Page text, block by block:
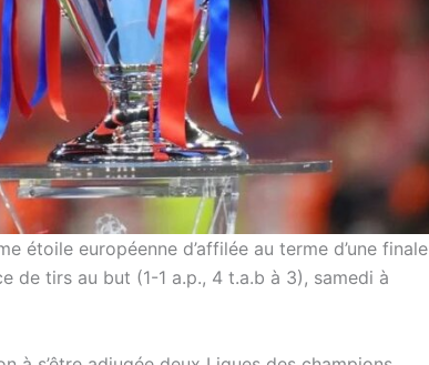
étoile européenne d’affilée au terme d’une finale
de tirs au but (1-1 a.p., 4 t.a.b à 3), samedi à